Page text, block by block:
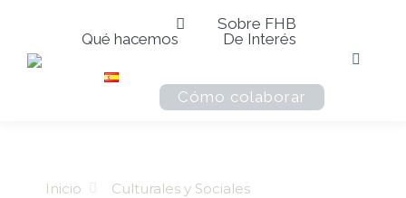
Sobre FHB
Qué hacemos
De Interés
Cómo colaborar
Buscar:
Estás aquí:
Inicio
Culturales y Sociales